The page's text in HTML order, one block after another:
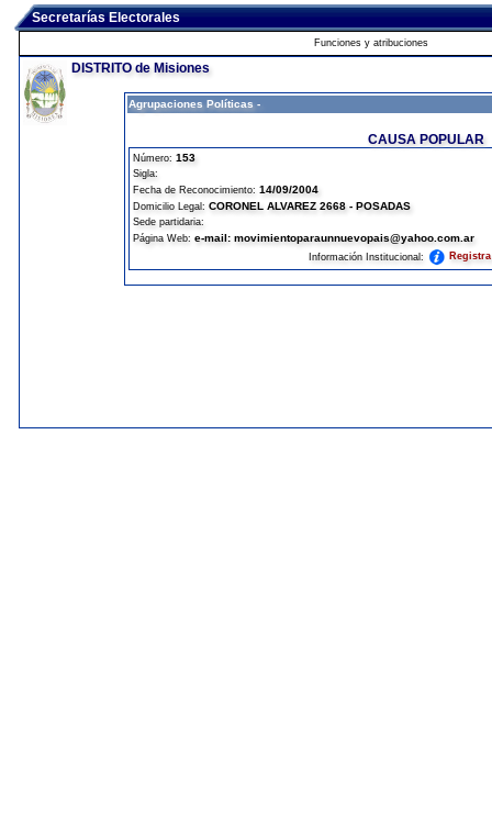
Secretarías Electorales
Funciones y atribuciones
DISTRITO de Misiones
Agrupaciones Políticas -
CAUSA POPULAR
Número: 153
Sigla:
Fecha de Reconocimiento: 14/09/2004
Domicilio Legal: CORONEL ALVAREZ 2668 - POSADAS
Sede partidaria:
Página Web: e-mail: movimientoparaunnuevopais@yahoo.com.ar
Información Institucional: